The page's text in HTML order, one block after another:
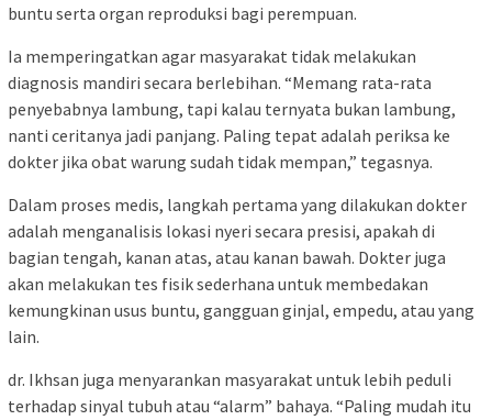
buntu serta organ reproduksi bagi perempuan.
Ia memperingatkan agar masyarakat tidak melakukan
diagnosis mandiri secara berlebihan. “Memang rata-rata
penyebabnya lambung, tapi kalau ternyata bukan lambung,
nanti ceritanya jadi panjang. Paling tepat adalah periksa ke
dokter jika obat warung sudah tidak mempan,” tegasnya.
Dalam proses medis, langkah pertama yang dilakukan dokter
adalah menganalisis lokasi nyeri secara presisi, apakah di
bagian tengah, kanan atas, atau kanan bawah. Dokter juga
akan melakukan tes fisik sederhana untuk membedakan
kemungkinan usus buntu, gangguan ginjal, empedu, atau yang
lain.
dr. Ikhsan juga menyarankan masyarakat untuk lebih peduli
terhadap sinyal tubuh atau “alarm” bahaya. “Paling mudah itu